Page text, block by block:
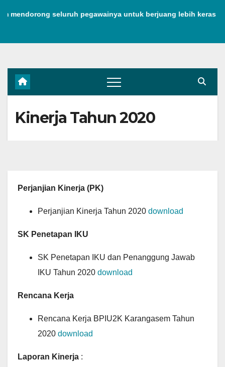
seluruh pegawainya untuk berjuang lebih keras
Kinerja Tahun 2020
Perjanjian Kinerja (PK)
Perjanjian Kinerja Tahun 2020 download
SK Penetapan IKU
SK Penetapan IKU dan Penanggung Jawab
IKU Tahun 2020 download
Rencana Kerja
Rencana Kerja BPIU2K Karangasem Tahun
2020 download
Laporan Kinerja :